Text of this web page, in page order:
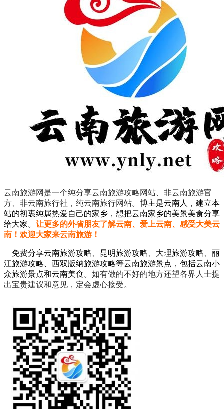
云南旅游网是一个纯分享云南旅游攻略网站、非云南旅游官
方、非云南旅行社，纯云南旅行网站。 博主是云南人，建立本
站的初衷纯属热爱自己的家乡，想把云南家乡的美景美食分享
给大家。 让更多的外省朋友了解云南、爱上云南、感受大美云
南！欢迎大家来云南旅游！
免费分享云南旅游攻略、昆明旅游攻略、大理旅游攻略、丽
江旅游攻略、西双版纳旅游攻略等云南旅游景点，包括云南小
众旅游景点和云南美食。 如有做的不好的地方还望各界人士提
出宝贵建议和意见，定会虚心接受。